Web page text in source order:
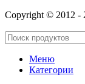
Copyright © 2012 -
Меню
Категории